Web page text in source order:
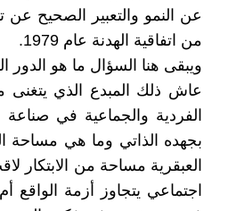
من اتفاقية الهدنة عام 1979.
ويبقى هنا السؤال ما هو
عاش ذلك المبدع الذي
الفردية والجماعية في
بجهده الذاتي وما هي مساحة
العبقرية مساحة من الابتكار
اجتماعي يتجاوز أزمة